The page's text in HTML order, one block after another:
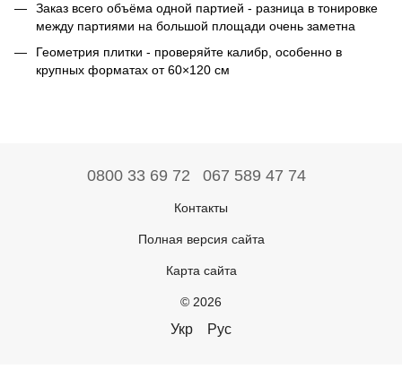
Заказ всего объёма одной партией - разница в тонировке
между партиями на большой площади очень заметна
Геометрия плитки - проверяйте калибр, особенно в
крупных форматах от 60×120 см
0800 33 69 72 067 589 47 74
Контакты
Полная версия сайта
Карта сайта
© 2026
Укр Рус